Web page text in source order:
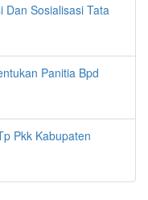
Dan Sosialisasi Tata
Panitia Bpd
Pkk Kabupaten